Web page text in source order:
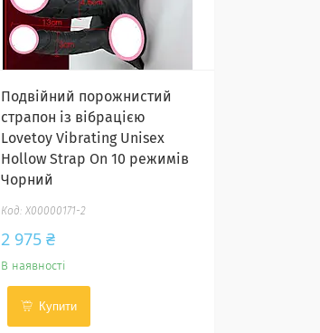
Подвійний порожнистий
страпон із вібрацією
Lovetoy Vibrating Unisex
Hollow Strap On 10 режимів
Чорний
X00000171-2
2 975 ₴
В наявності
Купити